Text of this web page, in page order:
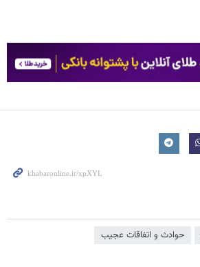
حوادث و اتفاقات عجیب